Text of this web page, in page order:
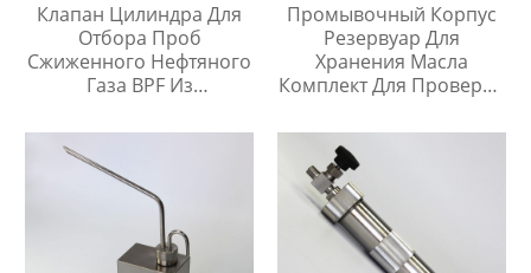
Клапан Цилиндра Для
Отбора Проб
Сжиженного Нефтяного
Газа BPF Из
Промывочный Корпус
Резервуар Для
Хранения Масла
Комплект Для Проверки